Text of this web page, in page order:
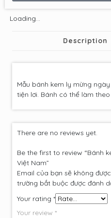
Loading...
Description
Mẫu bánh kem ly mừng
tiện lơi. Bánh có thể làm
There are no reviews yet.
Be the first to review “Bánh
Việt Nam”
Email của bạn sẽ không
trường bắt buộc được đánh
Your rating *
Your review *